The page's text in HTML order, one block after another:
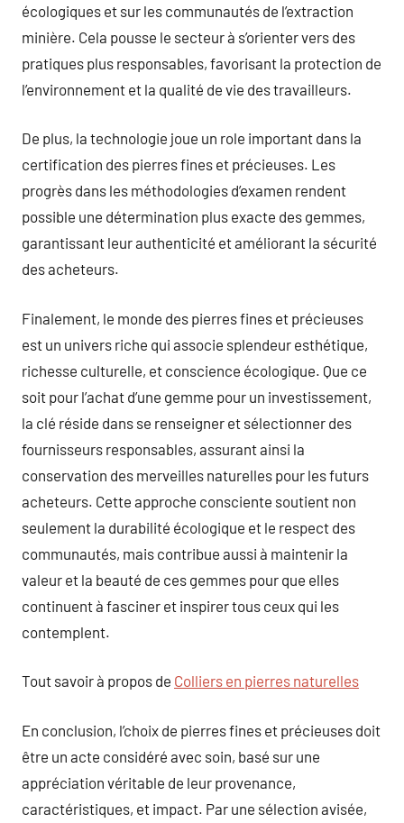
écologiques et sur les communautés de l’extraction
minière. Cela pousse le secteur à s’orienter vers des
pratiques plus responsables, favorisant la protection de
l’environnement et la qualité de vie des travailleurs.
De plus, la technologie joue un role important dans la
certification des pierres fines et précieuses. Les
progrès dans les méthodologies d’examen rendent
possible une détermination plus exacte des gemmes,
garantissant leur authenticité et améliorant la sécurité
des acheteurs.
Finalement, le monde des pierres fines et précieuses
est un univers riche qui associe splendeur esthétique,
richesse culturelle, et conscience écologique. Que ce
soit pour l’achat d’une gemme pour un investissement,
la clé réside dans se renseigner et sélectionner des
fournisseurs responsables, assurant ainsi la
conservation des merveilles naturelles pour les futurs
acheteurs. Cette approche consciente soutient non
seulement la durabilité écologique et le respect des
communautés, mais contribue aussi à maintenir la
valeur et la beauté de ces gemmes pour que elles
continuent à fasciner et inspirer tous ceux qui les
contemplent.
Tout savoir à propos de Colliers en pierres naturelles
En conclusion, l’choix de pierres fines et précieuses doit
être un acte considéré avec soin, basé sur une
appréciation véritable de leur provenance,
caractéristiques, et impact. Par une sélection avisée,